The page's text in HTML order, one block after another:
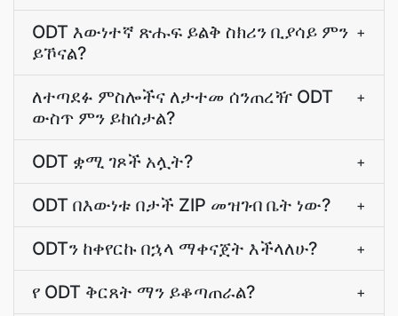
ODT እውነተኛ ጽሑፍ ይልቅ ስክሪን ቢያሳይ ምን
ይኾናል?
+
ለተጣደፉ ምስሎችና ለታተመ ሰንጠረዥ ODT
ውስጥ ምን ይከሰታል?
+
ODT ቋሚ ገጾች አሏት? +
ODT በእውነቱ በታች ZIP መዝገብ ቤት ነው? +
ODTን ከቀየርኩ በኋላ ማቀናጀት እችላለሁ? +
የ ODT ቅርጸት ማን ይቆጣጠራል? +